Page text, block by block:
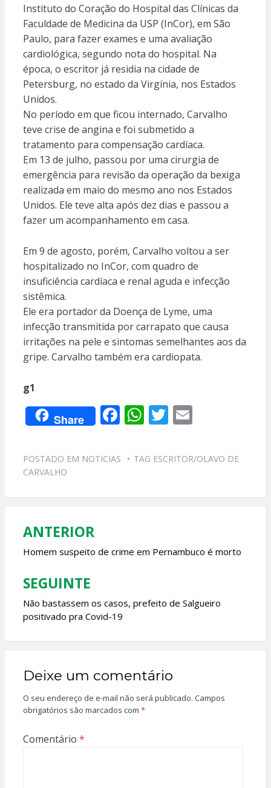
Instituto do Coração do Hospital das Clínicas da
Faculdade de Medicina da USP (InCor), em São
Paulo, para fazer exames e uma avaliação
cardiológica, segundo nota do hospital. Na
época, o escritor já residia na cidade de
Petersburg, no estado da Virgínia, nos Estados
Unidos.
No período em que ficou internado, Carvalho
teve crise de angina e foi submetido a
tratamento para compensação cardíaca.
Em 13 de julho, passou por uma cirurgia de
emergência para revisão da operação da bexiga
realizada em maio do mesmo ano nos Estados
Unidos. Ele teve alta após dez dias e passou a
fazer um acompanhamento em casa.
Em 9 de agosto, porém, Carvalho voltou a ser
hospitalizado no InCor, com quadro de
insuficiência cardíaca e renal aguda e infecção
sistêmica.
Ele era portador da Doença de Lyme, uma
infecção transmitida por carrapato que causa
irritações na pele e sintomas semelhantes aos da
gripe. Carvalho também era cardiopata.
g1
Share F
e
o
W
at
A
T
itt
E
ai
POSTADO EM NOTICIAS TAG ESCRITOR/OLAVO DE
CARVALHO
Navegação
de
Post
ANTERIOR
Homem suspeito de crime em Pernambuco é morto
SEGUINTE
Não bastassem os casos, prefeito de Salgueiro
positivado pra Covid-19
Deixe um comentário
O seu endereço de e-mail não será publicado. Campos
obrigatórios são marcados com *
Comentário *